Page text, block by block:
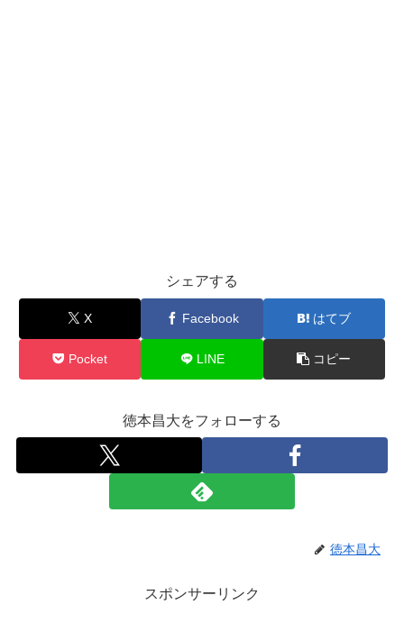
シェアする
X Facebook はてブ
Pocket LINE コピー
徳本昌大をフォローする
徳本昌大
スポンサーリンク